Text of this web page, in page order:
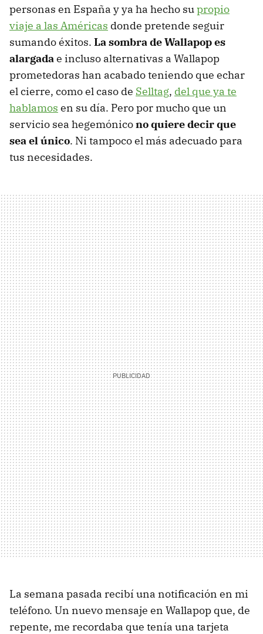
personas en España y ya ha hecho supropio
viaje a las Américas donde pretende seguir
sumando éxitos. La sombra de Wallapop es
alargadae incluso alternativas a Wallapop
prometedoras han acabado teniendo que echar
el cierre, como el caso de Selltag, del que ya te
hablamos en su día. Pero por mucho que un
servicio sea hegemónicono quiere decir que
sea el único. Ni tampoco el más adecuado para
tus necesidades.
La semana pasada recibí una notificación en mi
teléfono. Un nuevo mensaje en Wallapop que, de
repente, me recordaba que tenía una tarjeta